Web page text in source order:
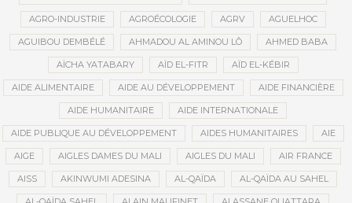
AGRO-INDUSTRIE AGROÉCOLOGIE AGRV AGUELHOC
AGUIBOU DEMBÉLÉ AHMADOU AL AMINOU LÔ AHMED BABA
AÏCHA YATABARY AÏD EL-FITR AÏD EL-KÉBIR
AIDE ALIMENTAIRE AIDE AU DÉVELOPPEMENT AIDE FINANCIÈRE
AIDE HUMANITAIRE AIDE INTERNATIONALE
AIDE PUBLIQUE AU DÉVELOPPEMENT AIDES HUMANITAIRES AIE
AIGE AIGLES DAMES DU MALI AIGLES DU MALI AIR FRANCE
AISS AKINWUMI ADESINA AL-QAÏDA AL-QAÏDA AU SAHEL